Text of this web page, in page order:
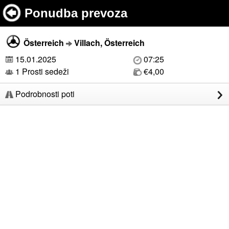
Ponudba prevoza
Österreich
Villach, Österreich
15.01.2025
07:25
1 Prosti sedeži
€4,00
Podrobnosti poti